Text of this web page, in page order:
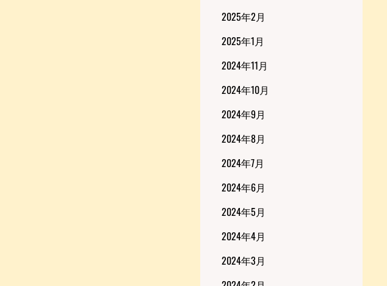
2025年2月
2025年1月
2024年11月
2024年10月
2024年9月
2024年8月
2024年7月
2024年6月
2024年5月
2024年4月
2024年3月